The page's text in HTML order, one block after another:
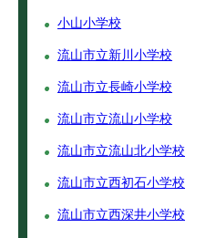
小山小学校
流山市立新川小学校
流山市立長崎小学校
流山市立流山小学校
流山市立流山北小学校
流山市立西初石小学校
流山市立西深井小学校